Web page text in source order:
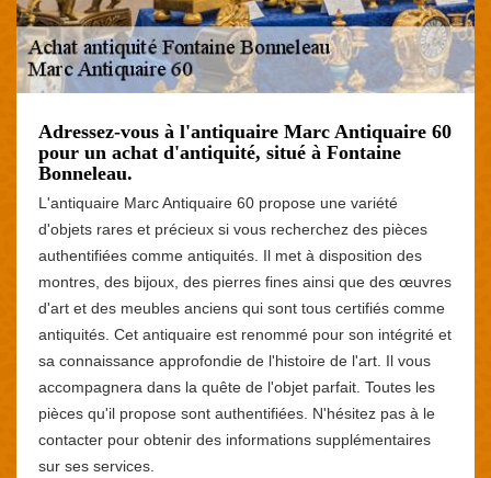
Adressez-vous à l'antiquaire Marc Antiquaire 60
pour un achat d'antiquité, situé à Fontaine
Bonneleau.
L'antiquaire Marc Antiquaire 60 propose une variété
d'objets rares et précieux si vous recherchez des pièces
authentifiées comme antiquités. Il met à disposition des
montres, des bijoux, des pierres fines ainsi que des œuvres
d'art et des meubles anciens qui sont tous certifiés comme
antiquités. Cet antiquaire est renommé pour son intégrité et
sa connaissance approfondie de l'histoire de l'art. Il vous
accompagnera dans la quête de l'objet parfait. Toutes les
pièces qu'il propose sont authentifiées. N'hésitez pas à le
contacter pour obtenir des informations supplémentaires
sur ses services.